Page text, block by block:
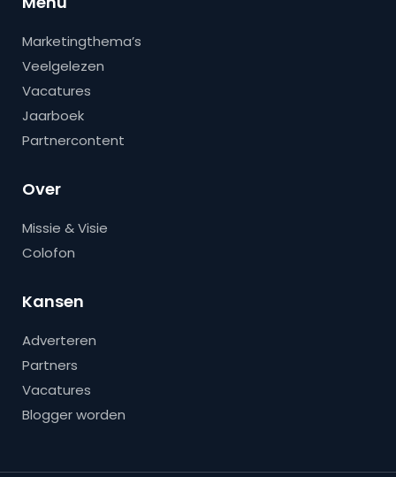
Marketingthema’s
Veelgelezen
Vacatures
Jaarboek
Partnercontent
Over
Missie & Visie
Colofon
Kansen
Adverteren
Partners
Vacatures
Blogger worden